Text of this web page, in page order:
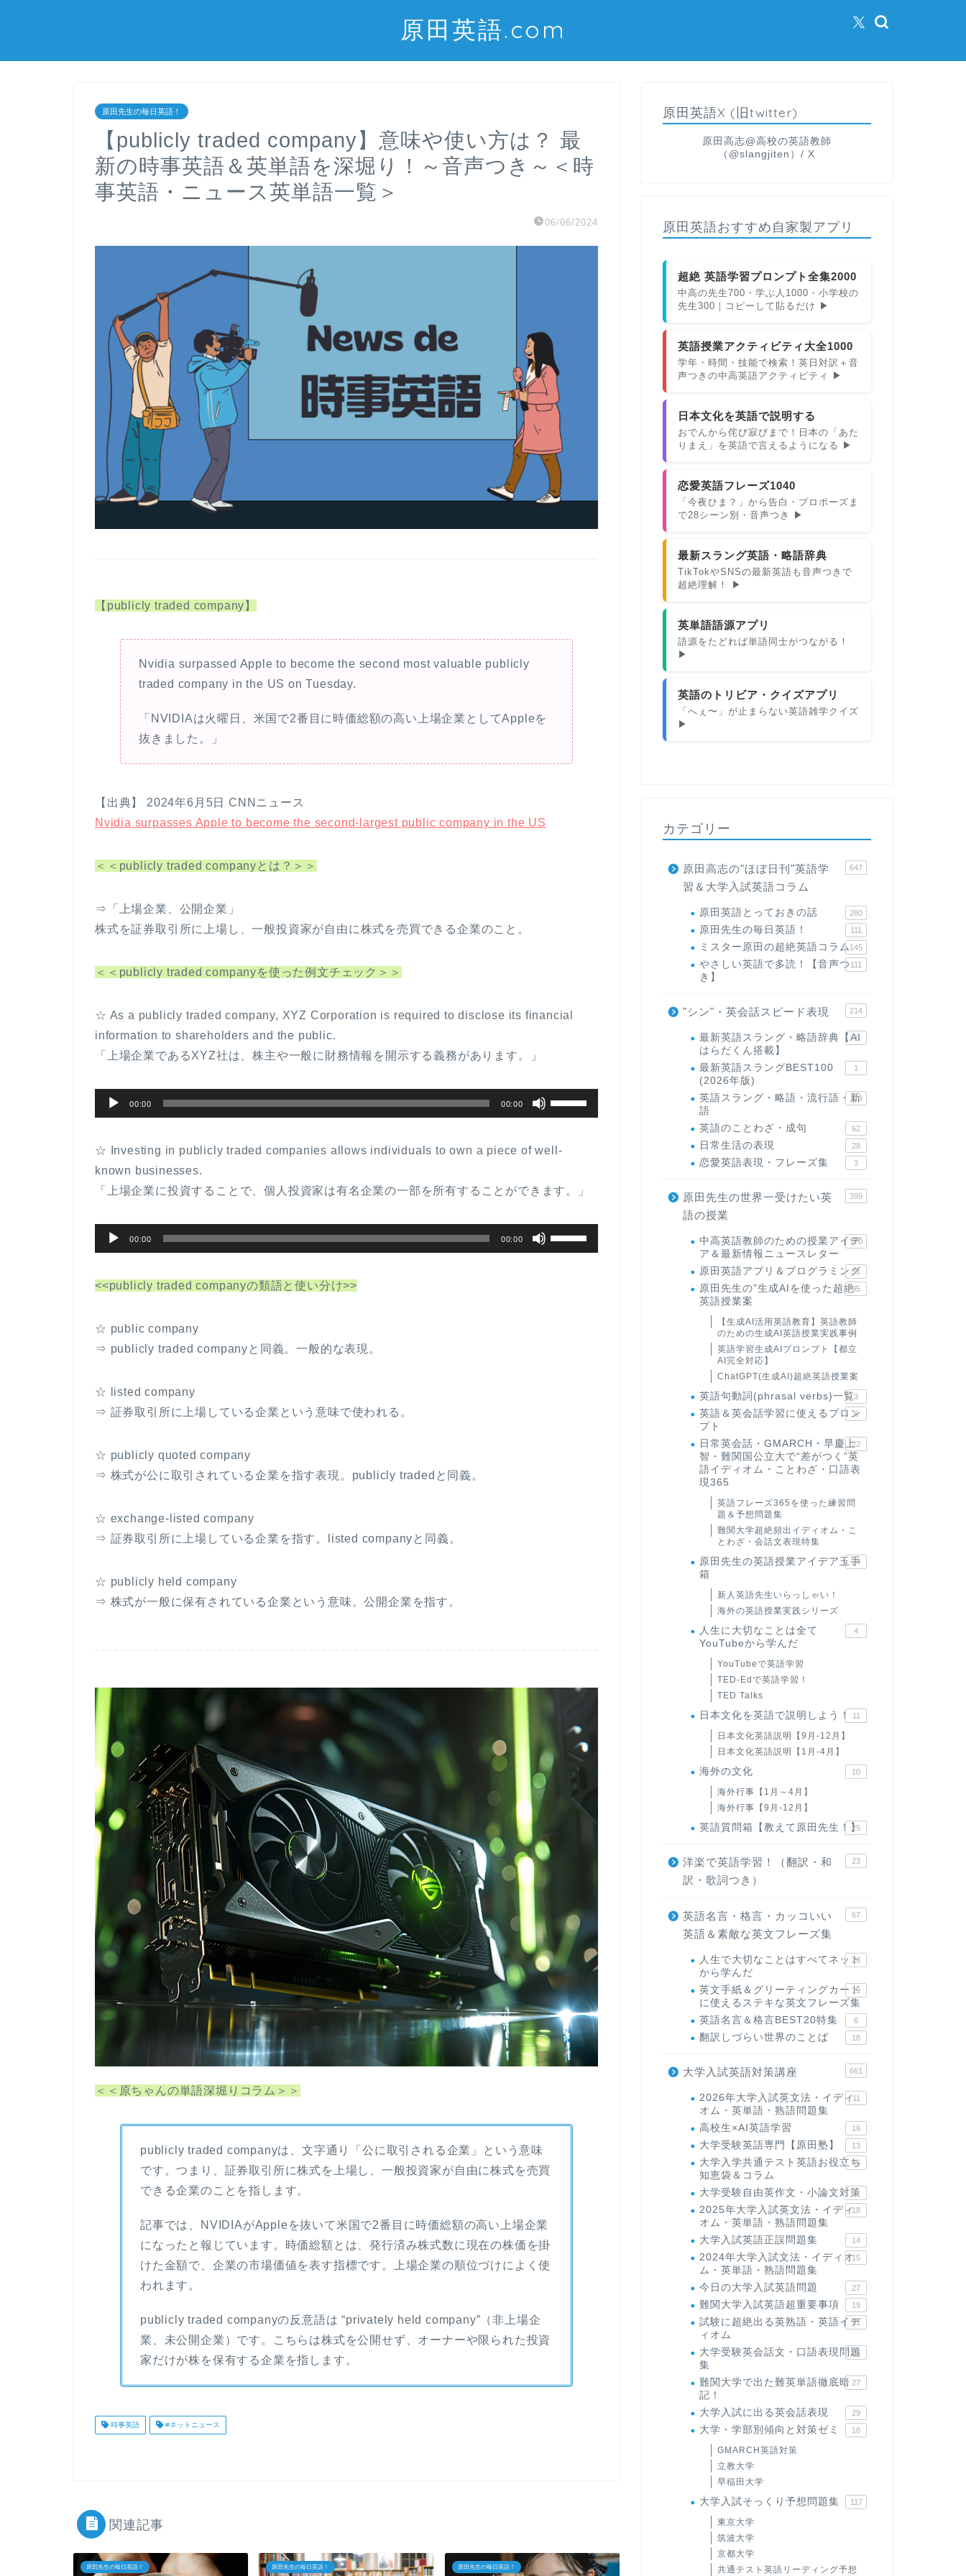
原田英語.com
原田先生の毎日英語！
【publicly traded company】意味や使い方は？ 最
新の時事英語＆英単語を深堀り！～音声つき～＜時
事英語・ニュース英単語一覧＞
06/06/2024
【publicly traded company】
Nvidia surpassed Apple to become the second most valuable publicly
traded company in the US on Tuesday.
「NVIDIAは火曜日、米国で2番目に時価総額の高い上場企業としてAppleを
抜きました。」
【出典】 2024年6月5日 CNNニュース
Nvidia surpasses Apple to become the second-largest public company in the US
＜＜publicly traded companyとは？＞＞
⇒「上場企業、公開企業」
株式を証券取引所に上場し、一般投資家が自由に株式を売買できる企業のこと。
＜＜publicly traded companyを使った例文チェック＞＞
☆ As a publicly traded company, XYZ Corporation is required to disclose its financial
information to shareholders and the public.
「上場企業であるXYZ社は、株主や一般に財務情報を開示する義務があります。」
声
レ
ー
00:00 00:00
ボ
リ
ー
調
に
☆ Investing in publicly traded companies allows individuals to own a piece of well-
known businesses.
「上場企業に投資することで、個人投資家は有名企業の一部を所有することができます。」
声
レ
ヤ
ー
00:00 00:00
ボ
リ
<<publicly traded companyの類語と使い分け>>
☆ public company
⇒ publicly traded companyと同義。一般的な表現。
☆ listed company
⇒ 証券取引所に上場している企業という意味で使われる。
☆ publicly quoted company
⇒ 株式が公に取引されている企業を指す表現。publicly tradedと同義。
☆ exchange-listed company
⇒ 証券取引所に上場している企業を指す。listed companyと同義。
☆ publicly held company
⇒ 株式が一般に保有されている企業という意味。公開企業を指す。
＜＜原ちゃんの単語深堀りコラム＞＞
publicly traded companyは、文字通り「公に取引される企業」という意味
です。つまり、証券取引所に株式を上場し、一般投資家が自由に株式を売買
できる企業のことを指します。
記事では、NVIDIAがAppleを抜いて米国で2番目に時価総額の高い上場企業
になったと報じています。時価総額とは、発行済み株式数に現在の株価を掛
けた金額で、企業の市場価値を表す指標です。上場企業の順位づけによく使
われます。
publicly traded companyの反意語は “privately held company”（非上場企
業、未公開企業）です。こちらは株式を公開せず、オーナーや限られた投資
家だけが株を保有する企業を指します。
時事英語 #ネットニュース
関連記事
原田先生の毎日英語！ 原田先生の毎日英語！ 原田先生の毎日英語！
原田英語X (旧twitter)
原田高志@高校の英語教師
（@slangjiten）/ X
原田英語おすすめ自家製アプリ
超絶 英語学習プロンプト全集2000
中高の先生700・学ぶ人1000・小学校の
先生300｜コピーして貼るだけ ▶
英語授業アクティビティ大全1000
学年・時間・技能で検索！英日対訳＋音
声つきの中高英語アクティビティ ▶
日本文化を英語で説明する
おでんから侘び寂びまで！日本の「あた
りまえ」を英語で言えるようになる ▶
恋愛英語フレーズ1040
「今夜ひま？」から告白・プロポーズま
で28シーン別・音声つき ▶
最新スラング英語・略語辞典
TikTokやSNSの最新英語も音声つきで
超絶理解！ ▶
英単語語源アプリ
語源をたどれば単語同士がつながる！
▶
英語のトリビア・クイズアプリ
「へぇ〜」が止まらない英語雑学クイズ
▶
カテゴリー
原田高志の"ほぼ日刊"英語学
習＆大学入試英語コラム
647
原田英語とっておきの話 280
原田先生の毎日英語！ 111
ミスター原田の超絶英語コラム145
やさしい英語で多読！【音声つ
き】
111
"シン"・英会話スピード表現 214
最新英語スラング・略語辞典【AI
はらだくん搭載】
1
最新英語スラングBEST100
(2026年版)
1
英語スラング・略語・流行語・新
語
119
英語のことわざ・成句 62
日常生活の表現 28
恋愛英語表現・フレーズ集 3
原田先生の世界一受けたい英
語の授業
399
中高英語教師のための授業アイデ
ア＆最新情報ニュースレター
170
原田英語アプリ＆プログラミング
31
原田先生の"生成AIを使った超絶
英語授業案
95
【生成AI活用英語教育】英語教師
のための生成AI英語授業実践事例
英語学習生成AIプロンプト【都立
AI完全対応】
ChatGPT(生成AI)超絶英語授業案
英語句動詞(phrasal verbs)一覧3
英語＆英会話学習に使えるプロン
プト
6
日常英会話・GMARCH・早慶上
智・難関国公立大で“差がつく”英
語イディオム・ことわざ・口語表
現365
22
英語フレーズ365を使った練習問
題＆予想問題集
難関大学超絶頻出イディオム・こ
とわざ・会話文表現特集
原田先生の英語授業アイデア玉手
箱
24
新人英語先生いらっしゃい！
海外の英語授業実践シリーズ
人生に大切なことは全て
YouTubeから学んだ
4
YouTubeで英語学習
TED-Edで英語学習！
TED Talks
日本文化を英語で説明しよう！ 11
日本文化英語説明【9月-12月】
日本文化英語説明【1月-4月】
海外の文化 10
海外行事【1月～4月】
海外行事【9月-12月】
英語質問箱【教えて原田先生！】
25
洋楽で英語学習！（翻訳・和
訳・歌詞つき）
23
英語名言・格言・カッコいい
英語＆素敵な英文フレーズ集
67
人生で大切なことはすべてネット
から学んだ
23
英文手紙＆グリーティングカード
に使えるステキな英文フレーズ集
19
英語名言＆格言BEST20特集 6
翻訳しづらい世界のことば 18
大学入試英語対策講座 661
2026年大学入試英文法・イディ
オム・英単語・熟語問題集
11
高校生×AI英語学習 16
大学受験英語専門【原田塾】 13
大学入学共通テスト英語お役立ち
知恵袋＆コラム
45
大学受験自由英作文・小論文対策
8
2025年大学入試英文法・イディ
オム・英単語・熟語問題集
18
大学入試英語正誤問題集 14
2024年大学入試文法・イディオ
ム・英単語・熟語問題集
15
今日の大学入試英語問題 27
難関大学入試英語超重要事項 19
試験に超絶出る英熟語・英語イデ
ィオム
71
大学受験英会話文・口語表現問題
集
35
難関大学で出た難英単語徹底暗
記！
27
大学入試に出る英会話表現 29
大学・学部別傾向と対策ゼミ 18
GMARCH英語対策
立教大学
早稲田大学
大学入試そっくり予想問題集 117
東京大学
筑波大学
京都大学
共通テスト英語リーディング予想